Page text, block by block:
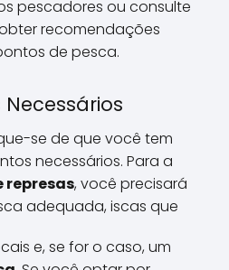
pescadores ou consulte
recomendações
de pesca.
se de que você tem
necessários. Para a
represas, você precisará
adequada, iscas que
e, se for o caso, um